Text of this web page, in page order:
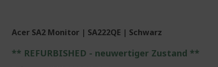
Acer SA2 Monitor | SA222QE | Schwarz
** REFURBISHED - neuwertiger Zustand **